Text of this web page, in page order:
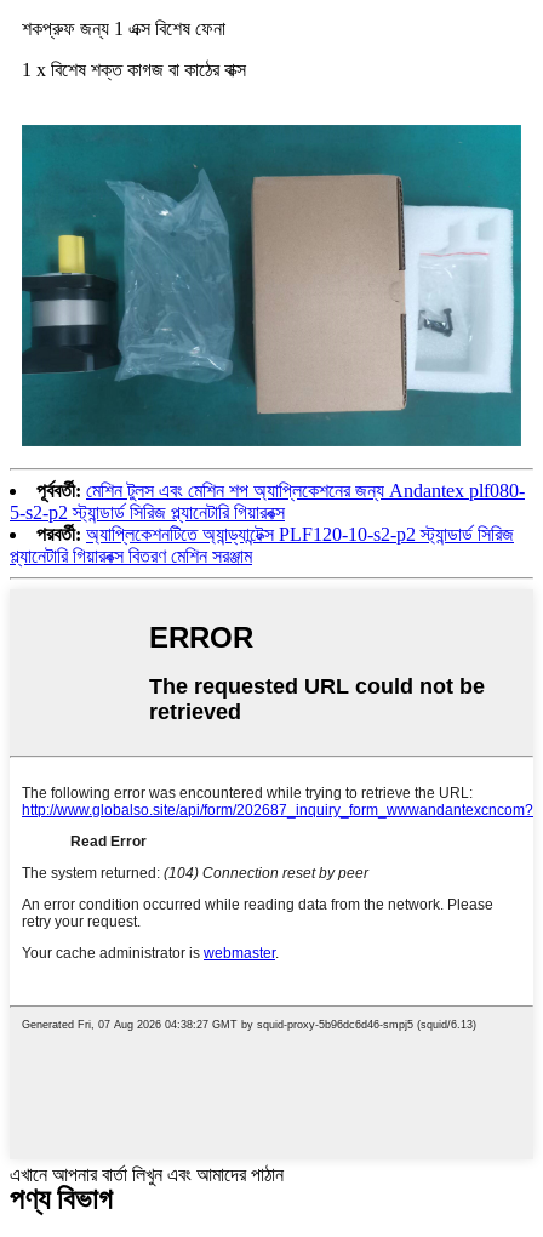
শকপ্রুফ জন্য 1 এক্স বিশেষ ফেনা
1 x বিশেষ শক্ত কাগজ বা কাঠের বাক্স
পূর্ববর্তী: মেশিন টুলস এবং মেশিন শপ অ্যাপ্লিকেশনের জন্য Andantex plf080-
5-s2-p2 স্ট্যান্ডার্ড সিরিজ প্ল্যানেটারি গিয়ারবক্স
পরবর্তী: অ্যাপ্লিকেশনটিতে অ্যান্ড্যান্টেক্স PLF120-10-s2-p2 স্ট্যান্ডার্ড সিরিজ
প্ল্যানেটারি গিয়ারবক্স বিতরণ মেশিন সরঞ্জাম
এখানে আপনার বার্তা লিখুন এবং আমাদের পাঠান
পণ্য বিভাগ